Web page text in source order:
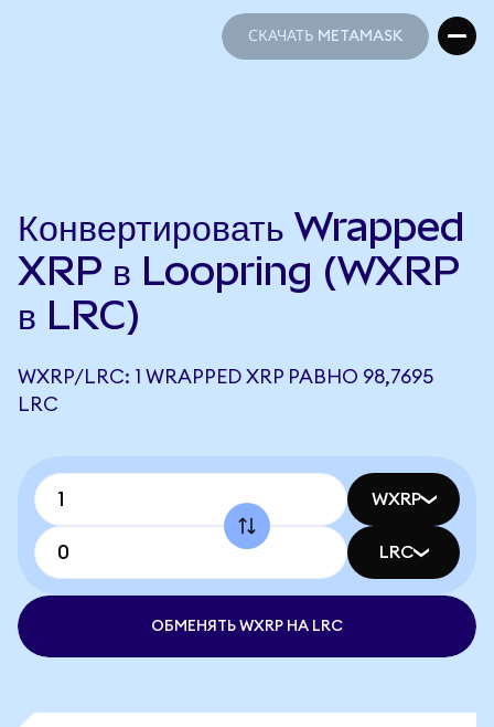
СКАЧАТЬ METAMASK
Конвертировать Wrapped
XRP в Loopring (WXRP
в LRC)
WXRP/LRC: 1 WRAPPED XRP РАВНО 98,7695
LRC
WXRP
LRC
ОБМЕНЯТЬ WXRP НА LRC